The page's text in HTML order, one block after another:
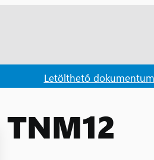
Letölthető
TNM12